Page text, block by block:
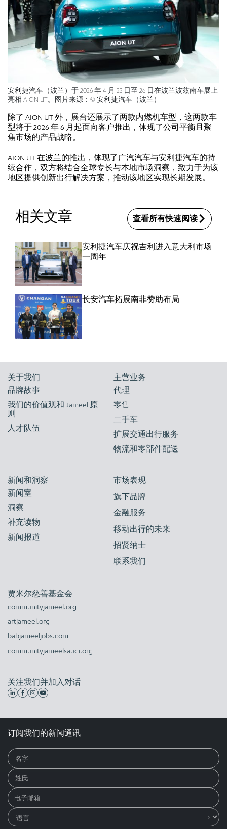
安利捷汽车（波兰）于 2026 年 4 月 23 日至 26 日在波兰波兹南车展上
亮相 AION UT。图片来源：© 安利捷汽车（波兰）
除了 AION UT 外，展台还展示了两款内燃机车型，这两款车
型将于 2026 年 6 月起面向客户推出，体现了公司平衡且聚
焦市场的产品战略。
AION UT 在波兰的推出，体现了广汽汽车与安利捷汽车的持
续合作，双方将结合全球专长与本地市场洞察，致力于为该
地区提供创新出行解决方案，推动该地区实现长期发展。
相关文章 查看所有快速阅读
安利捷汽车庆祝吉利进入意大利市场
一周年
长安汽车拓展南非赞助布局
关于我们
品牌故事
我们的价值观和 Jameel 原
则
人才队伍
主营业务
代理
零售
二手车
扩展交通出行服务
物流和零部件配送
新闻和洞察
新闻室
洞察
补充读物
新闻报道
市场表现
旗下品牌
金融服务
移动出行的未来
招贤纳士
联系我们
贾米尔慈善基金会
communityjameel.org
artjameel.org
babjameeljobs.com
communityjameelsaudi.org
关注我们并加入对话
订阅我们的新闻通讯